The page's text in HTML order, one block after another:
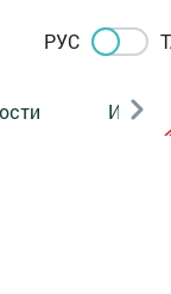
РУС
Из